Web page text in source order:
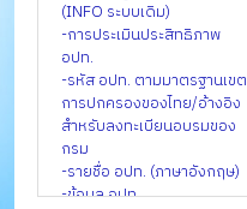
-ศูนย์ปฏิบัติการต่อต้านการ
ทุจริตกรมส่งเสริมการ
ปกครองท้องถิ่น
-สำนักงานกองทุนบำเหน็จ
บำนาญข้าราชการส่วนท้องถิ่น
-กองการเลือกตั้งท้องถิ่น
-กองสาธารณสุขท้องถิ่น
-กองสิ่งแวดล้อมท้องถิ่น
(INFO ระบบเดิม)
-การประเมินประสิทธิภาพ
อปท.
-รหัส อปท. ตามมาตรฐานเขต
การปกครองของไทย/อ้างอิง
สำหรับลงทะเบียนอบรมของ
กรม
-รายชื่อ อปท. (ภาษาอังกฤษ)
-ข้อมูล อปท.